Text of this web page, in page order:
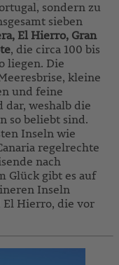
sondern zu
sieben
El Hierro, Gran
, die circa 100 bis
liegen. Die
kleine
und feine
dar, weshalb die
so beliebt sind.
Inseln wie
regelrechte
nach
Glück gibt es auf
Inseln
El Hierro, die vor